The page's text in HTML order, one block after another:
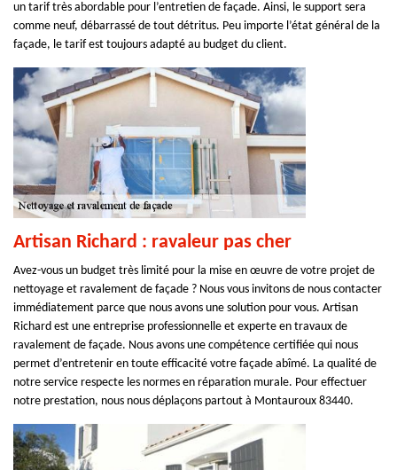
un tarif très abordable pour l’entretien de façade. Ainsi, le support sera
comme neuf, débarrassé de tout détritus. Peu importe l’état général de la
façade, le tarif est toujours adapté au budget du client.
Artisan Richard : ravaleur pas cher
Avez-vous un budget très limité pour la mise en œuvre de votre projet de
nettoyage et ravalement de façade ? Nous vous invitons de nous contacter
immédiatement parce que nous avons une solution pour vous. Artisan
Richard est une entreprise professionnelle et experte en travaux de
ravalement de façade. Nous avons une compétence certifiée qui nous
permet d’entretenir en toute efficacité votre façade abîmé. La qualité de
notre service respecte les normes en réparation murale. Pour effectuer
notre prestation, nous nous déplaçons partout à Montauroux 83440.